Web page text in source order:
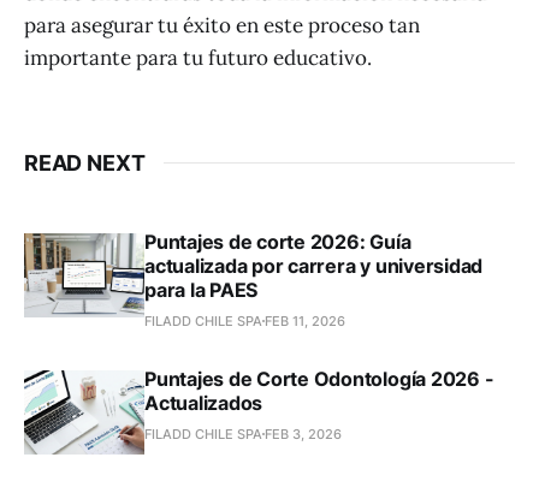
para asegurar tu éxito en este proceso tan
importante para tu futuro educativo.
READ NEXT
Puntajes de corte 2026: Guía
actualizada por carrera y universidad
para la PAES
FILADD CHILE SPA FEB 11, 2026
Puntajes de Corte Odontología 2026 -
Actualizados
FILADD CHILE SPA FEB 3, 2026